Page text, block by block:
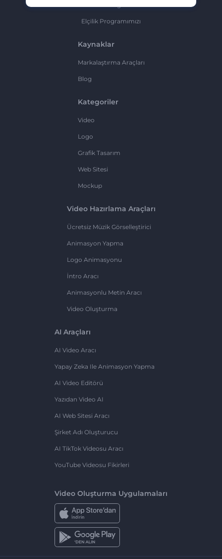
Elçilik Programımızı
Kaynaklar
Markalaştırma Araçları
Blog
Kategoriler
Video
Logo
Grafik Tasarım
Web Sitesi
Mockup
Video Hazırlama Araçları
Ücretsiz Müzik Görselleştirici
Animasyon Yapma
Logo Animasyonu
İntro Aracı
Animasyonlu Metin Aracı
Video Oluşturma
AI Araçları
AI Video Aracı
Yapay Zeka Ile Animasyon Yapma
AI Video Editörü
Yazıdan Video AI
AI Web Sitesi Aracı
Şirket Adı Oluşturucu
AI TikTok Videosu Aracı
YouTube Videosu Fikirleri
Video Oluşturma Uygulamaları